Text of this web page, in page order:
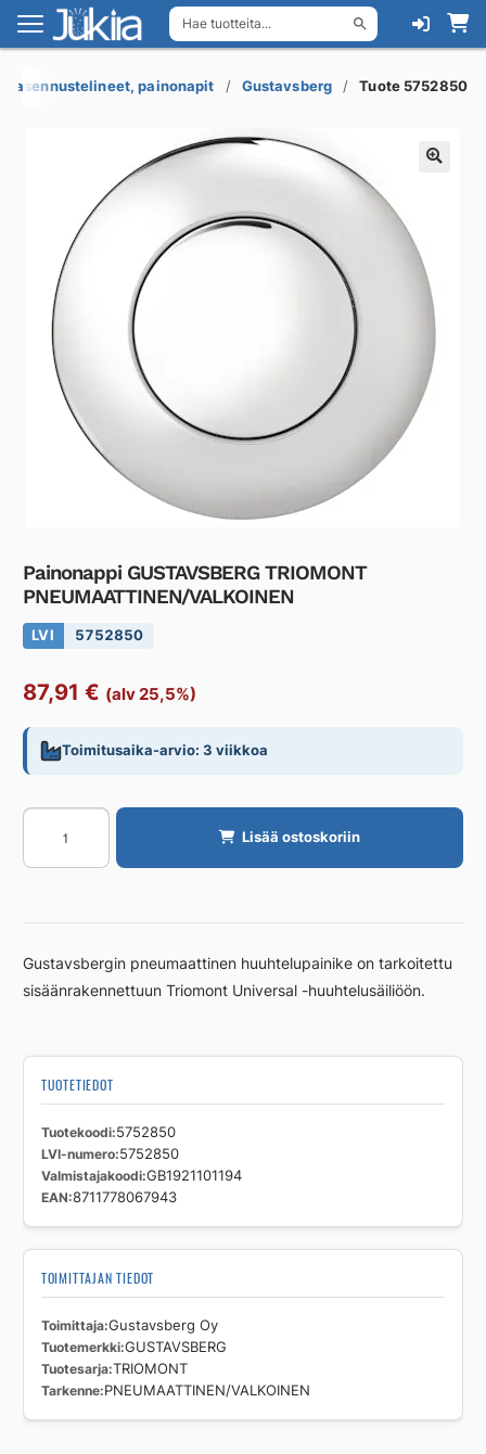
Hae tuotteita...
Siirry
navigointiin
Siirry
sisältöön
asennustelineet, painonapit Gustavsberg Tuote 5752850
Painonappi GUSTAVSBERG TRIOMONT
PNEUMAATTINEN/VALKOINEN
LVI 5752850
87,91 € (alv 25,5%)
Toimitusaika-arvio: 3 viikkoa
Painonappi
GUSTAVSBERG
TRIOMONT
määrä
Lisää ostoskoriin
Gustavsbergin pneumaattinen huuhtelupainike on tarkoitettu
sisäänrakennettuun Triomont Universal -huuhtelusäiliöön.
TUOTETIEDOT
Tuotekoodi 5752850
LVI-numero 5752850
Valmistajakoodi GB1921101194
EAN 8711778067943
TOIMITTAJAN TIEDOT
Toimittaja Gustavsberg Oy
Tuotemerkki GUSTAVSBERG
Tuotesarja TRIOMONT
Tarkenne PNEUMAATTINEN/VALKOINEN